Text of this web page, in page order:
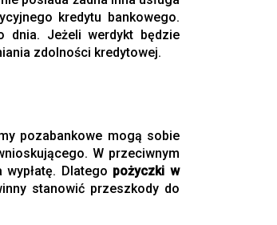
kredytu bankowego.
dnia. Jeżeli werdykt będzie
zdolności kredytowej.
pozabankowe mogą sobie
W przeciwnym
Dlatego pożyczki w
stanowić przeszkody do